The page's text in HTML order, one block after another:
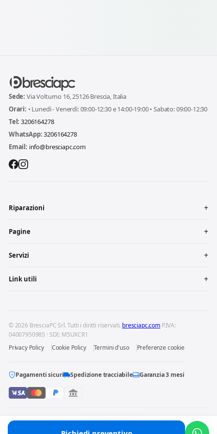
Sede: Via Volturno 16, 25126 Brescia, Italia
Orari: • Lunedì - Venerdì: 09:00-12:30 e 14:00-19:00 • Sabato: 09:00-12:30
Tel: 3206164278
WhatsApp:3206164278
Email: info@bresciapc.com
Riparazioni
Pagine
Servizi
Link utili
© 2026 BresciaPC Srl. Tutti i diritti riservati. bresciapc.com P.IVA:
04007950985 · SDI: M5UXCR1
Privacy Policy
Cookie Policy Termini d'uso Preferenze cookie
Pagamenti sicuri Spedizione tracciabile Garanzia 3 mesi
BresciaPC S.r.l. è un centro di riparazione indipendente: non è affiliata
né autorizzata dai produttori dei dispositivi riparati. Marchi e loghi